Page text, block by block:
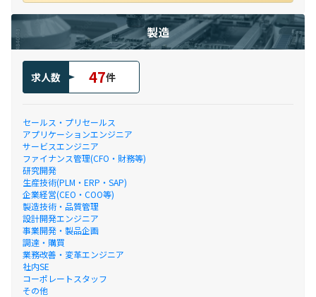
製造
求人数 47件
セールス・プリセールス
アプリケーションエンジニア
サービスエンジニア
ファイナンス管理(CFO・財務等)
研究開発
生産技術(PLM・ERP・SAP)
企業経営(CEO・COO等)
製造技術・品質管理
設計開発エンジニア
事業開発・製品企画
調達・購買
業務改善・変革エンジニア
社内SE
コーポレートスタッフ
その他